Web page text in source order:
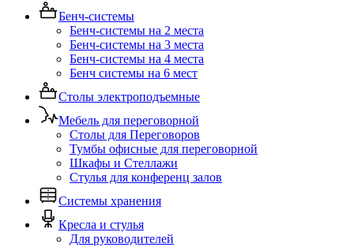
Бенч-системы
Бенч-системы на 2 места
Бенч-системы на 3 места
Бенч-системы на 4 места
Бенч системы на 6 мест
Столы электроподъемные
Мебель для переговорной
Столы для Переговоров
Тумбы офисные для переговорной
Шкафы и Стеллажи
Стулья для конференц залов
Системы хранения
Кресла и стулья
Для руководителей